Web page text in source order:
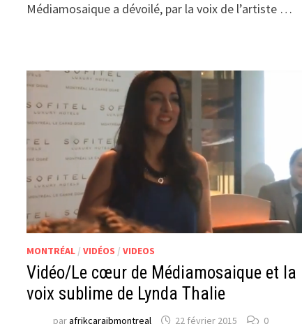
Médiamosaique a dévoilé, par la voix de l’artiste …
MONTRÉAL /VIDÉOS /VIDEOS
Vidéo/Le cœur de Médiamosaique et la
voix sublime de Lynda Thalie
parafrikcaraibmontreal 22 février 2015 0